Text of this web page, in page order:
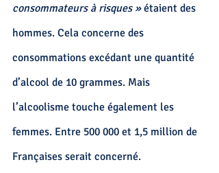
consommateurs à risques » étaient des
hommes. Cela concerne des
consommations excédant une quantité
d’alcool de 10 grammes. Mais
l’alcoolisme touche également les
femmes. Entre 500 000 et 1,5 million de
Françaises serait concerné.